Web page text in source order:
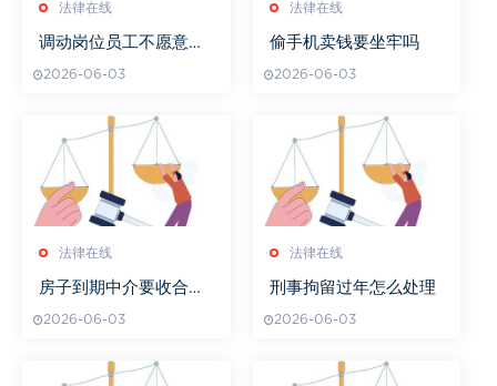
法律在线
调动岗位员工不愿意辞
2026-06-03
法律在线
偷手机卖钱要坐牢吗
2026-06-03
法律在线
房子到期中介要收合同
2026-06-03
法律在线
刑事拘留过年怎么处理
2026-06-03